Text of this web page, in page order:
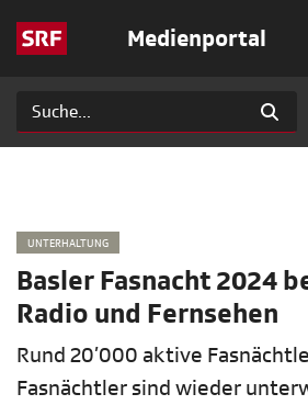
Medienportal
UNTERHALTUNG
Basler Fasnacht 2024
Radio und Fernsehen
Rund 20’000 aktive
Fasnächtler sind wieder